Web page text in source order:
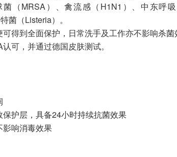
（MRSA）、禽流感（H1N1）、中东呼
菌（Listeria）。
得到全面保护，日常洗手及工作亦不影响杀
可，并通过德国皮肤测试。
护层，具备24小时持续抗菌效果
影响消毒效果